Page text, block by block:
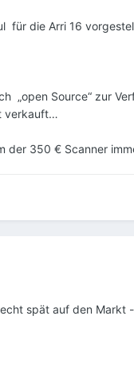
für die Arri 16
„open Source“ zur
verkauft…
der 350 € Scanner
spät auf den